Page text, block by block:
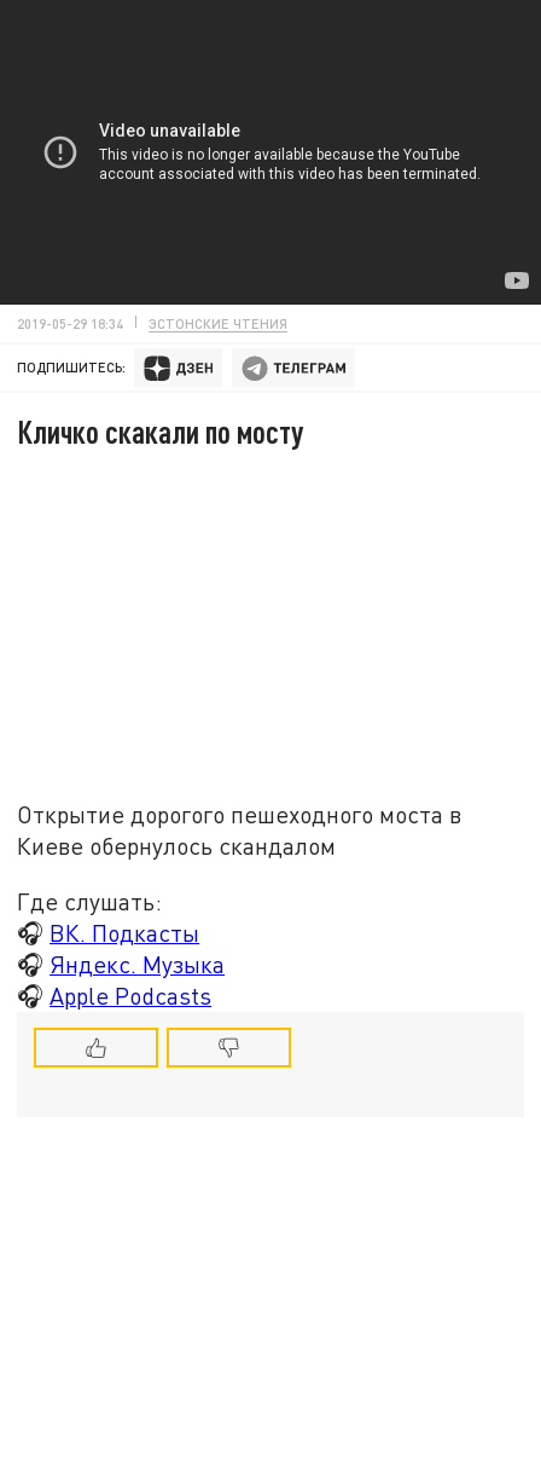
2019-05-29 18:34 ЭСТОНСКИЕ ЧТЕНИЯ
ПОДПИШИТЕСЬ:
Кличко скакали по мосту
Открытие дорогого пешеходного моста в
Киеве обернулось скандалом
Где слушать:
🎧 ВК. Подкасты
🎧 Яндекс. Музыка
🎧Apple Podcasts